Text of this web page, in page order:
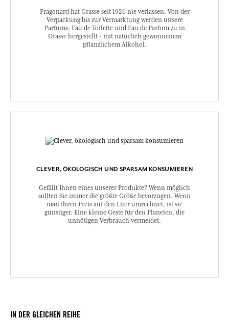
Fragonard hat Grasse seit 1926 nie verlassen. Von der
Verpackung bis zur Vermarktung werden unsere
Parfums, Eau de Toilette und Eau de Parfum zu in
Grasse hergestellt - mit natürlich gewonnenem
pflanzlichem Alkohol.
CLEVER, ÖKOLOGISCH UND SPARSAM KONSUMIEREN
Gefällt Ihnen eines unserer Produkte? Wenn möglich
sollten Sie immer die größte Größe bevorzugen. Wenn
man ihren Preis auf den Liter umrechnet, ist sie
günstiger. Eine kleine Geste für den Planeten, die
unnötigen Verbrauch vermeidet.
IN DER GLEICHEN REIHE